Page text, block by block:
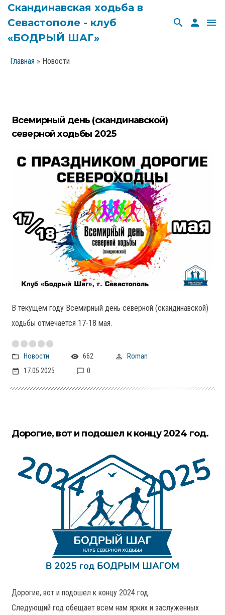
Скандинавская ходьба в
Севастополе - клуб
«БОДРЫЙ ШАГ»
search person menu
Главная » Новости
Всемирный день (скандинавской)
северной ходьбы 2025
В текущем году Всемирный день северной (скандинавской)
ходьбы отмечается 17-18 мая.
Новости 662
Roman
17.05.2025
0
Дорогие, вот и подошел к концу 2024 год.
Дорогие, вот и подошел к концу 2024 год.
Следующий год обещает всем нам ярких и заслуженных